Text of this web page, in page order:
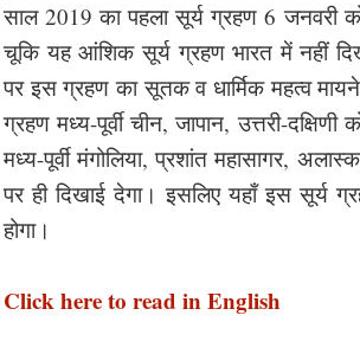
साल 2019 का पहला सूर्य ग्रहण 6 जनवरी
चूकि यह आंशिक सूर्य ग्रहण भारत में नहीं
पर इस ग्रहण का सूतक व धार्मिक महत्व
ग्रहण मध्य-पूर्वी चीन, जापान, उत्तरी-दक्षिणी
मध्य-पूर्वी मंगोलिया, प्रशांत महासागर,
पर ही दिखाई देगा। इसलिए यहाँ इस सूर्य
होगा।
Click here to read in English